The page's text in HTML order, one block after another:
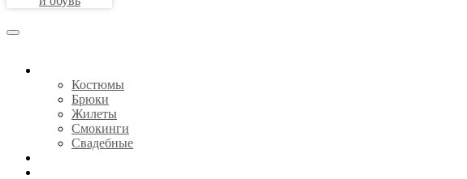
Костюмы
Брюки
Жилеты
Смокинги
Свадебные